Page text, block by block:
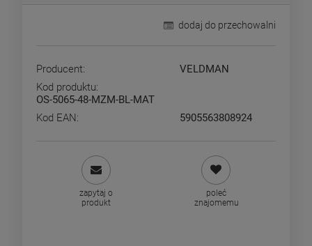
dodaj do przechowalni
Producent:
VELDMAN
Kod produktu:
OS-5065-48-MZM-BL-MAT
Kod EAN:
5905563808924
zapytaj o
produkt
poleć
znajomemu